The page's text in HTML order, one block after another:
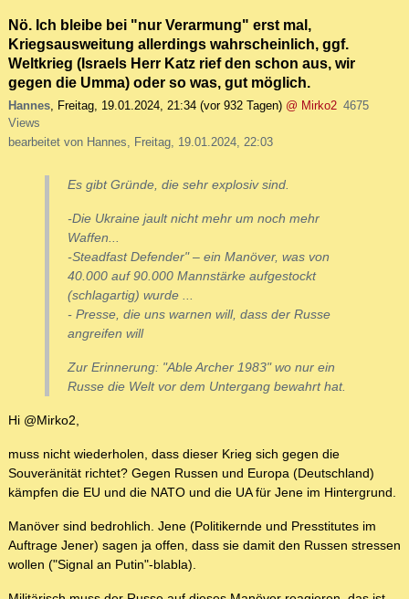
Nö. Ich bleibe bei "nur Verarmung" erst mal,
Kriegsausweitung allerdings wahrscheinlich, ggf.
Weltkrieg (Israels Herr Katz rief den schon aus, wir
gegen die Umma) oder so was, gut möglich.
Hannes, Freitag, 19.01.2024, 21:34 (vor 932 Tagen) @ Mirko2 4675
Views
bearbeitet von Hannes, Freitag, 19.01.2024, 22:03
Es gibt Gründe, die sehr explosiv sind.
-Die Ukraine jault nicht mehr um noch mehr
Waffen...
-Steadfast Defender" – ein Manöver, was von
40.000 auf 90.000 Mannstärke aufgestockt
(schlagartig) wurde ...
- Presse, die uns warnen will, dass der Russe
angreifen will
Zur Erinnerung: "Able Archer 1983" wo nur ein
Russe die Welt vor dem Untergang bewahrt hat.
Hi @Mirko2,
muss nicht wiederholen, dass dieser Krieg sich gegen die
Souveränität richtet? Gegen Russen und Europa (Deutschland)
kämpfen die EU und die NATO und die UA für Jene im Hintergrund.
Manöver sind bedrohlich. Jene (Politikernde und Presstitutes im
Auftrage Jener) sagen ja offen, dass sie damit den Russen stressen
wollen ("Signal an Putin"-blabla).